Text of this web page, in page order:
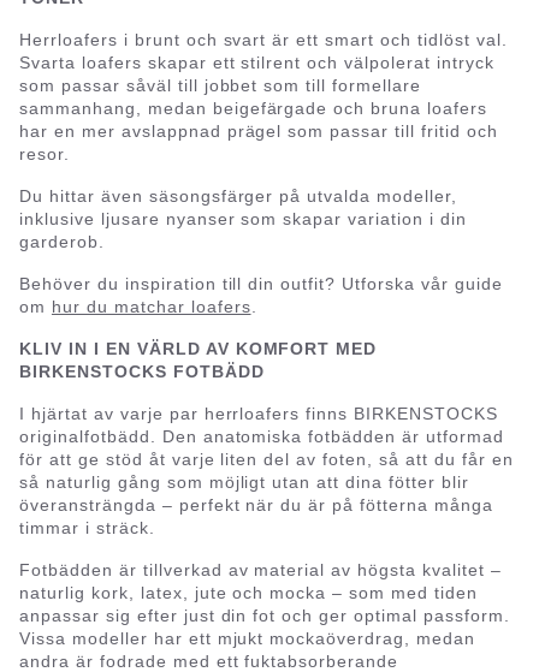
Herrloafers i brunt och svart är ett smart och tidlöst val.
Svarta loafers skapar ett stilrent och välpolerat intryck
som passar såväl till jobbet som till formellare
sammanhang, medan beigefärgade och bruna loafers
har en mer avslappnad prägel som passar till fritid och
resor.
Du hittar även säsongsfärger på utvalda modeller,
inklusive ljusare nyanser som skapar variation i din
garderob.
Behöver du inspiration till din outfit? Utforska vår guide
om hur du matchar loafers
KLIV IN I EN VÄRLD AV KOMFORT MED
BIRKENSTOCKS FOTBÄDD
I hjärtat av varje par herrloafers finns BIRKENSTOCKS
originalfotbädd. Den anatomiska fotbädden är utformad
för att ge stöd åt varje liten del av foten, så att du får en
så naturlig gång som möjligt utan att dina fötter blir
överansträngda – perfekt när du är på fötterna många
timmar i sträck.
Fotbädden är tillverkad av material av högsta kvalitet –
naturlig kork, latex, jute och mocka – som med tiden
anpassar sig efter just din fot och ger optimal passform.
Vissa modeller har ett mjukt mockaöverdrag, medan
andra är fodrade med ett fuktabsorberande